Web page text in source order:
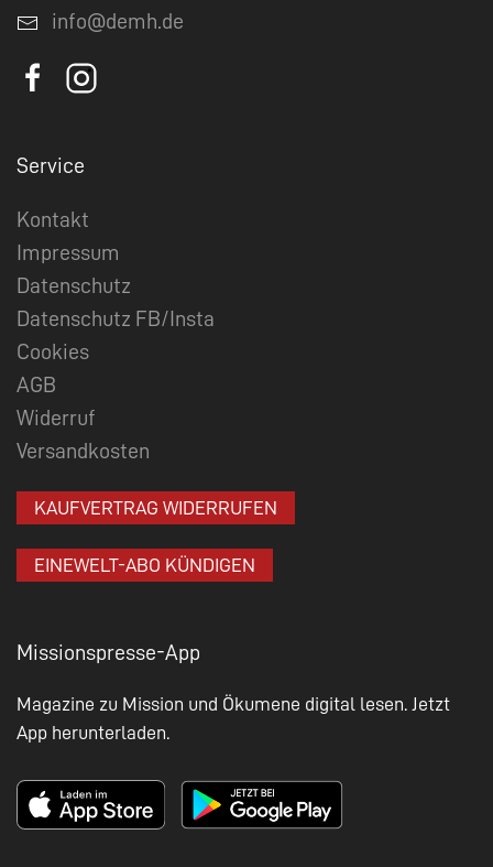
info@demh.de
Service
Kontakt
Impressum
Datenschutz
Datenschutz FB/Insta
Cookies
AGB
Widerruf
Versandkosten
KAUFVERTRAG WIDERRUFEN
EINEWELT-ABO KÜNDIGEN
Missionspresse-App
Magazine zu Mission und Ökumene digital lesen. Jetzt
App herunterladen.